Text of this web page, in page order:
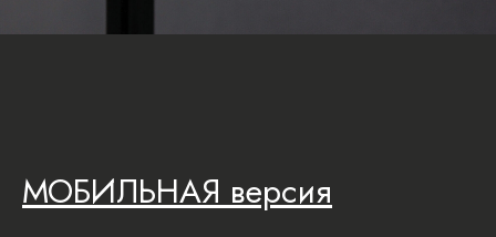
МОБИЛЬНАЯ версия